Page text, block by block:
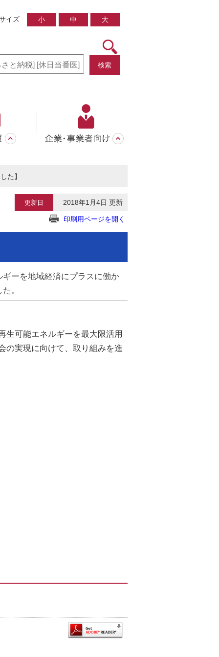
イズ 小 中 大
検索
た】
更新日 2018年1月4日 更新
印刷用ページを開く
ーを地域経済にプラスに働か
。
可能エネルギーを最大限活用
の実現に向けて、取り組みを進